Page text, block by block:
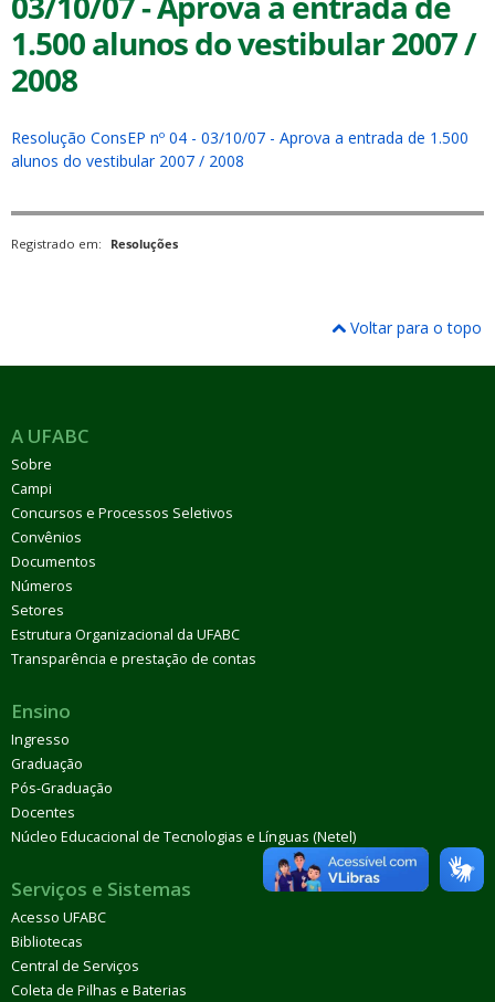
1.500 alunos do vestibular 2007 /
2008
Resolução ConsEP nº 04 - 03/10/07 - Aprova a entrada de 1.500
alunos do vestibular 2007 / 2008
Registrado em: Resoluções
Voltar para o topo
A UFABC
Sobre
Campi
Concursos e Processos Seletivos
Convênios
Documentos
Números
Setores
Estrutura Organizacional da UFABC
Transparência e prestação de contas
Ensino
Ingresso
Graduação
Pós-Graduação
Docentes
Núcleo Educacional de Tecnologias e Línguas (Netel)
Serviços e Sistemas
Acesso UFABC
Bibliotecas
Central de Serviços
Coleta de Pilhas e Baterias